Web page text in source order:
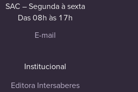
SAC – Segunda à sexta
Das 08h às 17h
E-mail
Institucional
Editora Intersaberes